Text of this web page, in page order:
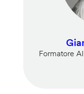
Formatore